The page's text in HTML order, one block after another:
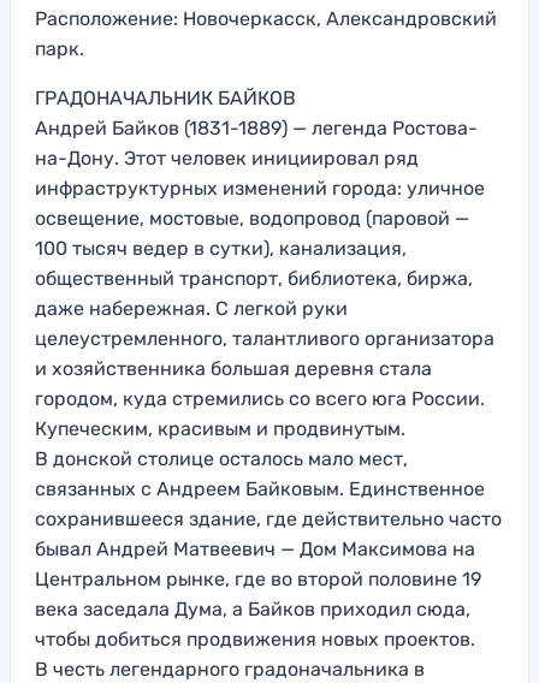
Расположение: Новочеркасск, Александровский
парк.
ГРАДОНАЧАЛЬНИК БАЙКОВ
Андрей Байков (1831-1889) — легенда Ростова-
на-Дону. Этот человек инициировал ряд
инфраструктурных изменений города: уличное
освещение, мостовые, водопровод (паровой —
100 тысяч ведер в сутки), канализация,
общественный транспорт, библиотека, биржа,
даже набережная. С легкой руки
целеустремленного, талантливого организатора
и хозяйственника большая деревня стала
городом, куда стремились со всего юга России.
Купеческим, красивым и продвинутым.
В донской столице осталось мало мест,
связанных с Андреем Байковым. Единственное
сохранившееся здание, где действительно часто
бывал Андрей Матвеевич — Дом Максимова на
Центральном рынке, где во второй половине 19
века заседала Дума, а Байков приходил сюда,
чтобы добиться продвижения новых проектов.
В честь легендарного градоначальника в